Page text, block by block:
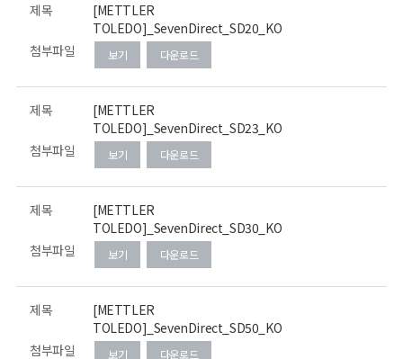
제목
[METTLER
TOLEDO]_SevenDirect_SD20_KO
첨부파일
보기 다운로드
제목
[METTLER
TOLEDO]_SevenDirect_SD23_KO
첨부파일
보기 다운로드
제목
[METTLER
TOLEDO]_SevenDirect_SD30_KO
첨부파일
보기 다운로드
제목
[METTLER
TOLEDO]_SevenDirect_SD50_KO
첨부파일
보기 다운로드